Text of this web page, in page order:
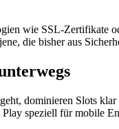
wie SSL-Zertifikate
die bisher aus
dominieren Slots
speziell für mobile